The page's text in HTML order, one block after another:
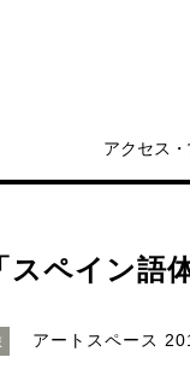
アクセス
スペイン語
アートスペース